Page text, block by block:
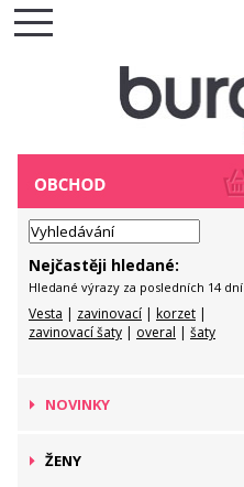
Nejčastěji hledané:
Hledané výrazy za posledních 14 dní
Vesta | zavinovací | korzet |
zavinovací šaty | overal | šaty
NOVINKY
ŽENY